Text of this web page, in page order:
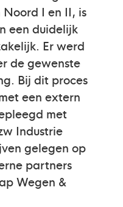
I en II, is
een duidelijk
Er werd
de gewenste
Bij dit proces
een extern
met
Industrie
gelegen op
partners
Wegen &